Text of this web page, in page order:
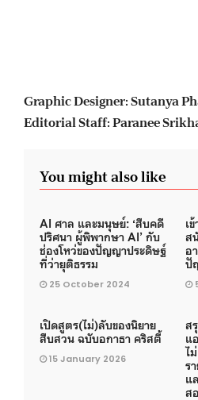
Graphic Designer: Sutanya
Editorial Staff: Paranee
You might also like
AI ศาล และมนุษย์: ‘สืบคดี
ปริศนา ผู้พิพากษา AI’ กับ
ช่องโหว่ของปัญญาประดิษฐ์
ที่ว่ายุติธรรม
25 October 2024
เ
ส
อ
ปั
เปิดสูตร(ไม่)ลับของนิยาย
สืบสวน ฉบับอกาธา คริสตี้
15 January 2026
ส
แ
ไ
ร
แ
ส